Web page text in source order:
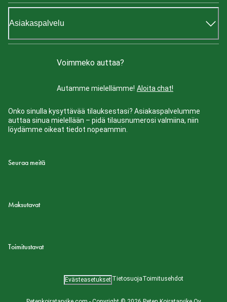
Asiakaspalvelu
Voimmeko auttaa?
Autamme mielellämme! Aloita chat!
Onko sinulla kysyttävää tilauksestasi? Asiakaspalvelumme
auttaa sinua mielellään – pidä tilausnumerosi valmiina, niin
löydämme oikeat tiedot nopeammin.
Seuraa meitä
Maksutavat
Toimitustavat
Evästeasetukset TietosuojaToimitusehdot